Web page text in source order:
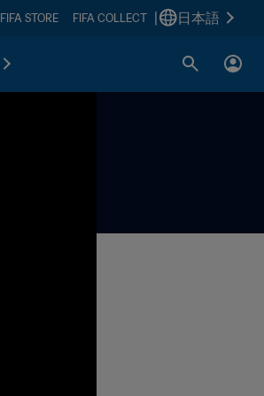
FIFA STORE FIFA COLLECT 日本語